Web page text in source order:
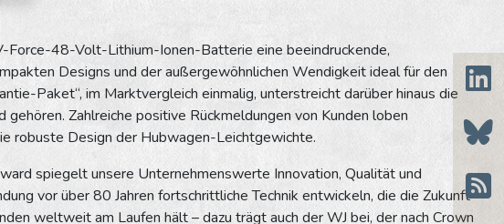
48-Volt-Lithium-Ionen-Batterie eine beeindruckende,
Designs und der außergewöhnlichen Wendigkeit ideal für den
Paket“, im Marktvergleich einmalig, unterstreicht darüber hinaus die
Zahlreiche positive Rückmeldungen von Kunden loben
robuste Design der Hubwagen-Leichtgewichte.
spiegelt unsere Unternehmenswerte Innovation, Qualität und
vor über 80 Jahren fortschrittliche Technik entwickeln, die die Zukunft
weltweit am Laufen hält – dazu trägt auch der WJ bei, der nach Crown